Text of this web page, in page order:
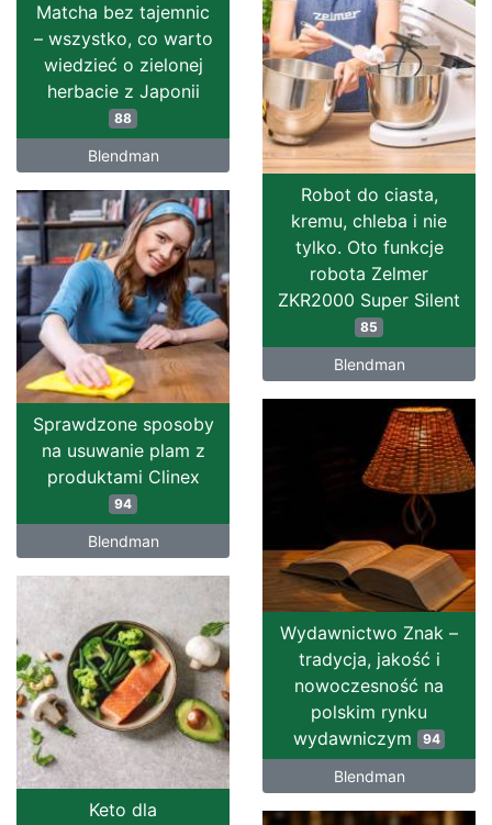
Matcha bez tajemnic
– wszystko, co warto
wiedzieć o zielonej
herbacie z Japonii
88
Blendman
Robot do ciasta,
kremu, chleba i nie
tylko. Oto funkcje
robota Zelmer
ZKR2000 Super Silent
85
Blendman
Sprawdzone sposoby
na usuwanie plam z
produktami Clinex
94
Blendman
Wydawnictwo Znak –
tradycja, jakość i
nowoczesność na
polskim rynku
wydawniczym
94
Blendman
Keto dla